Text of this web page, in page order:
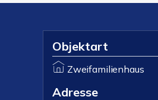
Objektart
Zweifamilienhaus
Adresse